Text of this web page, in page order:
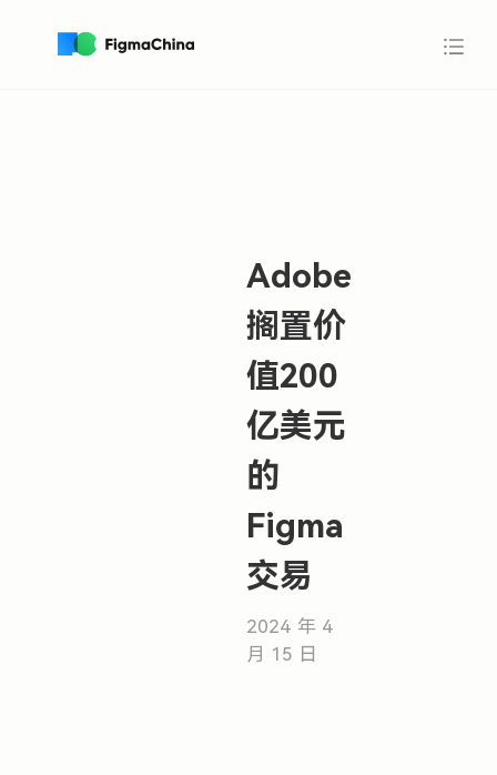
Adobe
搁置价
值200
亿美元
的
Figma
交易
2024 年 4
月 15 日